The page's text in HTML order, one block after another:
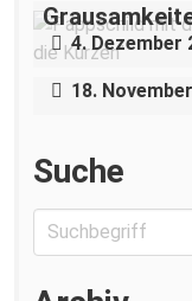
4. Dezember
Nazigruppe
in der
18.
Suche